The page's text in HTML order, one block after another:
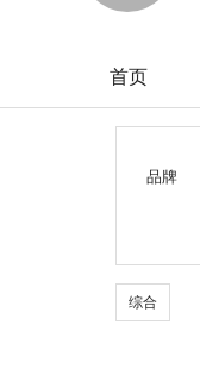
首页
品牌
综合